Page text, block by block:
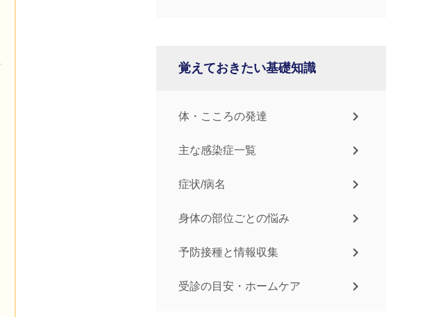
覚えておきたい基礎知識
体・こころの発達
主な感染症一覧
症状/病名
身体の部位ごとの悩み
予防接種と情報収集
受診の目安・ホームケア